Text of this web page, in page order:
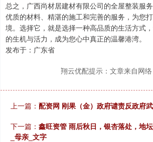
总之，广西尚材居建材有限公司的全屋整装服务
优质的材料、精湛的施工和完善的服务，为您
境。选择它，就是选择一种高品质的生活方式
的生机与活力，成为您心中真正的温馨港湾。
发布于：广东省
翔云优配提示：文章来自网络
上一篇： 配资网 刚果（金）政府谴责反政府
下一篇： 鑫旺资管 雨后秋日，银杏落处，地
_母亲_文字